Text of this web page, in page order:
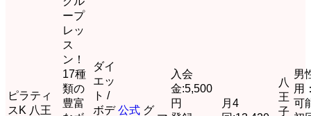
ピラティ
スK 八王
ープ
レッ
ス
ン！
17種
類の
豊富
ダイ
エッ
ト /
ボデ 公式 グ
入会
金:5,500
円
月4
八
王
子
男
用
可